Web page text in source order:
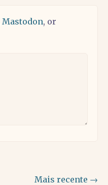
Mastodon, or
Mais recente →